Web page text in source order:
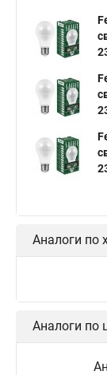
Аналоги по
Аналоги по